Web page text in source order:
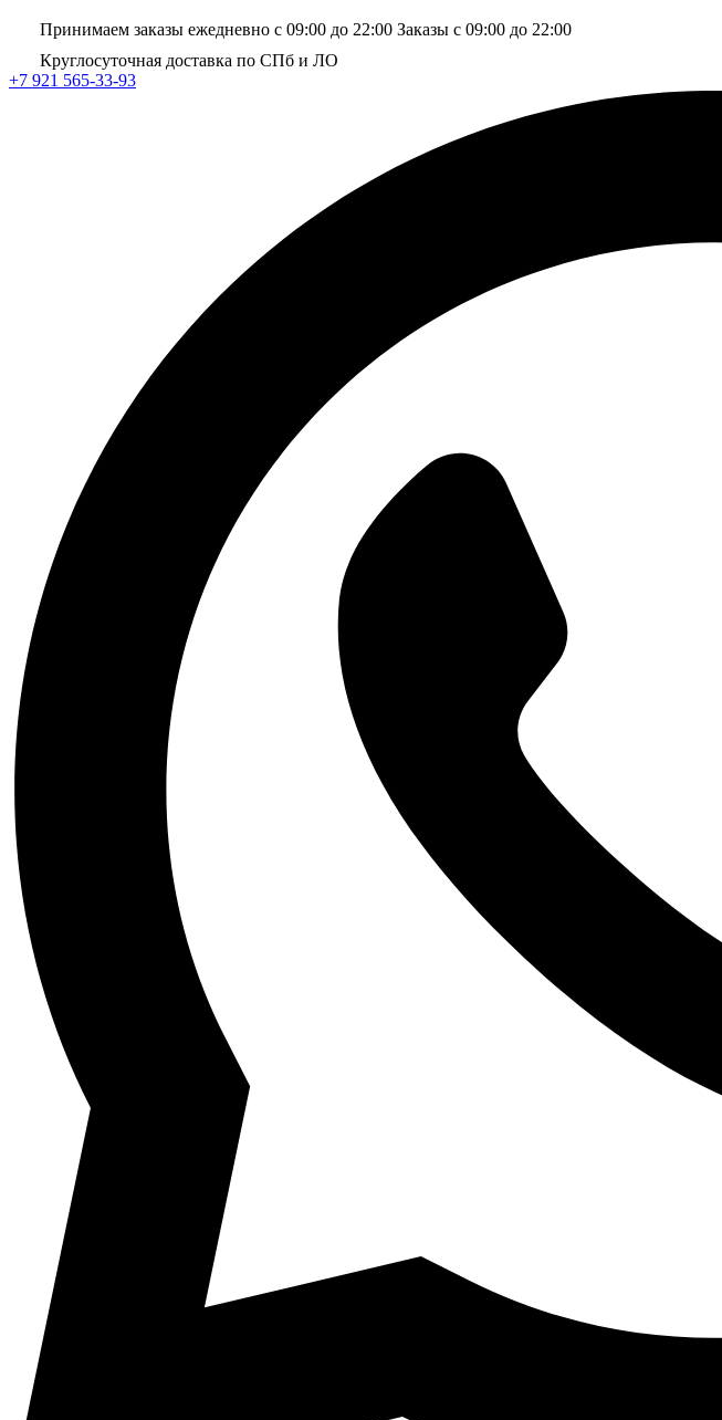
Принимаем заказы ежедневно с 09:00 до 22:00 Заказы с 09:00 до 22:00
Круглосуточная доставка по СПб и ЛО
+7 921 565-33-93